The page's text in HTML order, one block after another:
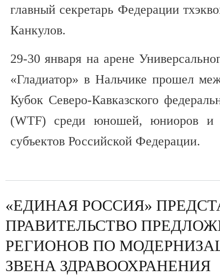
главный секретарь Федерации
Канкулов.
29-30 января на арене
«Гладиатор» в Нальчике прошел
Кубок Северо-Кавказского
(WTF) среди юношей, юниоров и
субъектов Российской Федерации.
«ЕДИНАЯ РОССИЯ»
ПРАВИТЕЛЬСТВО
РЕГИОНОВ ПО
ЗВЕНА ЗДРАВООХРАНЕНИЯ